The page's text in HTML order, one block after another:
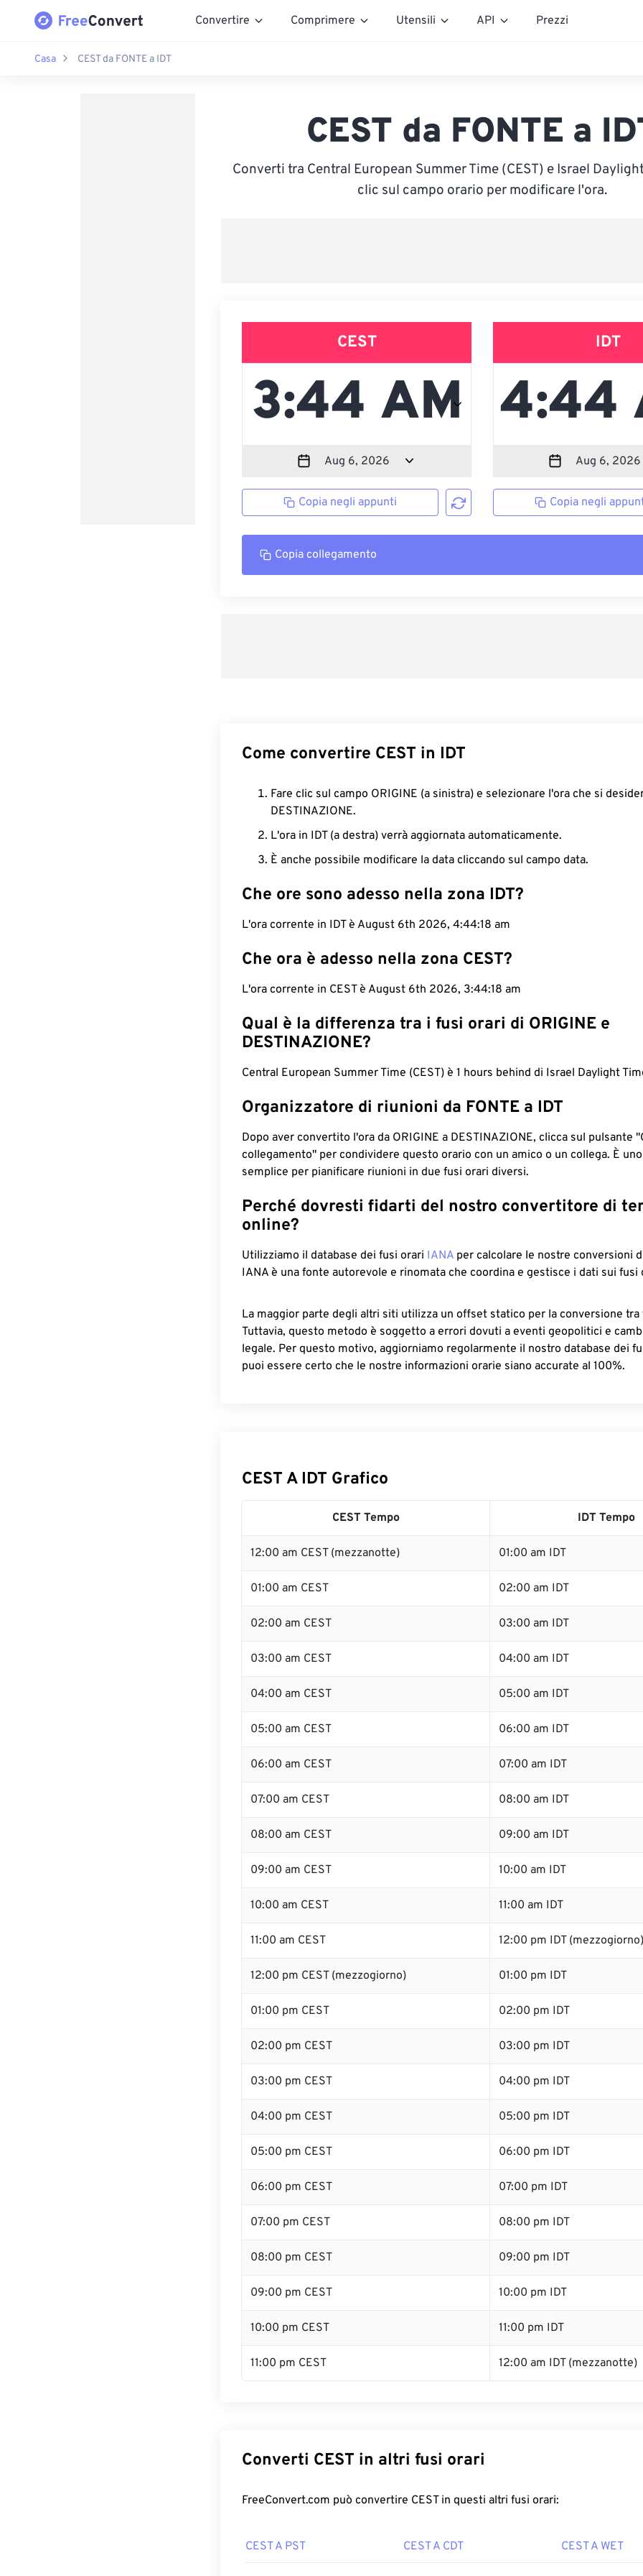
Convertire Comprimere Utensili API Prezzi
Casa CEST da FONTE a IDT
CEST da FONTE a
Converti tra Central European Summer Time (CEST) e Israel
clic sul campo orario per modificare l'ora.
CEST
Copia negli appunti
IDT
Copia negli
Copia collegamento
Come convertire CEST in IDT
Fare clic sul campo ORIGINE (a sinistra) e selezionare l'ora che si
DESTINAZIONE.
L'ora in IDT (a destra) verrà aggiornata automaticamente.
È anche possibile modificare la data cliccando sul campo data.
Che ore sono adesso nella zona IDT?
L'ora corrente in IDT è August 6th 2026, 4:44:19 am
Che ora è adesso nella zona CEST?
L'ora corrente in CEST è August 6th 2026, 3:44:19 am
Qual è la differenza tra i fusi orari di ORIGINE e
DESTINAZIONE?
Central European Summer Time (CEST) è 1 hours behind di Israel Daylight
Organizzatore di riunioni da FONTE a IDT
Dopo aver convertito l'ora da ORIGINE a DESTINAZIONE, clicca sul pulsante
collegamento" per condividere questo orario con un amico o un collega. È
semplice per pianificare riunioni in due fusi orari diversi.
Perché dovresti fidarti del nostro convertitore di
online?
Utilizziamo il database dei fusi orari IANA per calcolare le nostre conversioni
IANA è una fonte autorevole e rinomata che coordina e gestisce i dati sui fusi
La maggior parte degli altri siti utilizza un offset statico per la conversione tra
Tuttavia, questo metodo è soggetto a errori dovuti a eventi geopolitici e
legale. Per questo motivo, aggiorniamo regolarmente il nostro database dei
puoi essere certo che le nostre informazioni orarie siano accurate al 100%.
CEST A IDT Grafico
CEST Tempo IDT Tempo
12:00 am CEST (mezzanotte) 01:00 am IDT
01:00 am CEST 02:00 am IDT
02:00 am CEST 03:00 am IDT
03:00 am CEST 04:00 am IDT
04:00 am CEST 05:00 am IDT
05:00 am CEST 06:00 am IDT
06:00 am CEST 07:00 am IDT
07:00 am CEST 08:00 am IDT
08:00 am CEST 09:00 am IDT
09:00 am CEST 10:00 am IDT
10:00 am CEST 11:00 am IDT
11:00 am CEST 12:00 pm IDT (mezzogiorno)
12:00 pm CEST (mezzogiorno) 01:00 pm IDT
01:00 pm CEST 02:00 pm IDT
02:00 pm CEST 03:00 pm IDT
03:00 pm CEST 04:00 pm IDT
04:00 pm CEST 05:00 pm IDT
05:00 pm CEST 06:00 pm IDT
06:00 pm CEST 07:00 pm IDT
07:00 pm CEST 08:00 pm IDT
08:00 pm CEST 09:00 pm IDT
09:00 pm CEST 10:00 pm IDT
10:00 pm CEST 11:00 pm IDT
11:00 pm CEST 12:00 am IDT (mezzanotte)
Converti CEST in altri fusi orari
FreeConvert.com può convertire CEST in questi altri fusi orari:
CEST A PST CEST A CDT CEST A WET